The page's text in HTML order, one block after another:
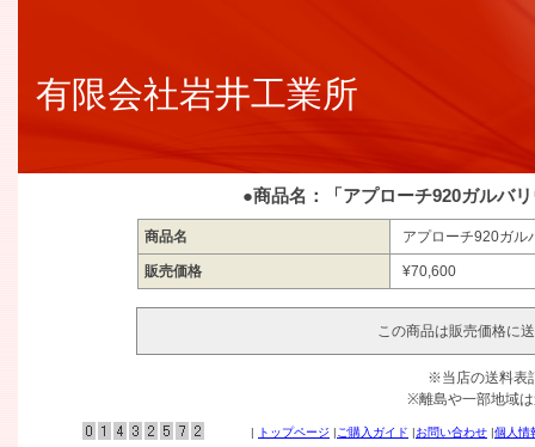
有限会社岩井工業所
●商品名：「アプローチ920ガルバ
商品名 アプローチ920ガ
販売価格 ¥70,600
この商品は販売価格に
※当店の送料表
※離島や一部地域
| トップページ | ご購入ガイド |お問い合わせ |個人情